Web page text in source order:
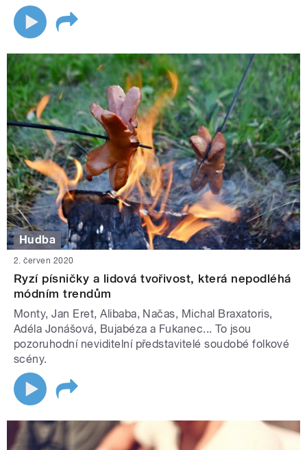
Hudba
2. červen 2020
Ryzí písničky a lidová tvořivost, která nepodléhá
módním trendům
Monty, Jan Eret, Alibaba, Načas, Michal Braxatoris,
Adéla Jonášová, Bujabéza a Fukanec... To jsou
pozoruhodní neviditelní představitelé soudobé folkové
scény.